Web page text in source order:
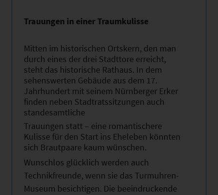
Trauungen in einer Traumkulisse
Mitten im historischen Ortskern, den man
durch eines der drei Stadttore erreicht,
steht das historische Rathaus. In dem
sehenswerten Gebäude aus dem 17.
Jahrhundert mit seinem Nürnberger Erker
finden neben Stadtratssitzungen auch
standesamtliche
Trauungen statt – eine romantischere
Kulisse für den Start ins Eheleben könnten
sich Brautpaare kaum wünschen.
Wunschlos glücklich werden auch
Technikfreunde, wenn sie das Turmuhren-
Museum besichtigen. Die beeindruckende